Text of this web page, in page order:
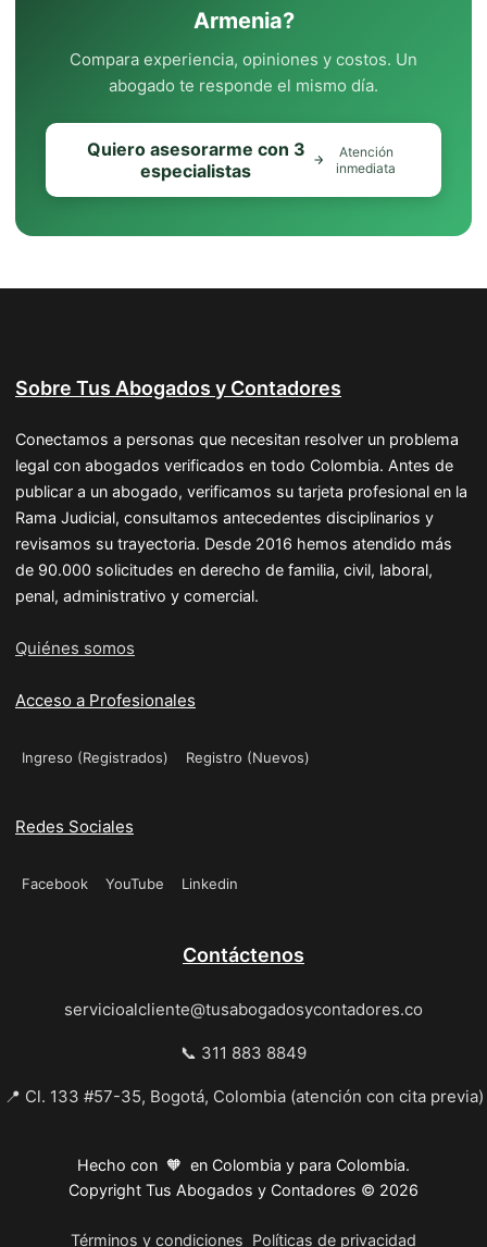
Armenia?
Compara experiencia, opiniones y costos. Un
abogado te responde el mismo día.
Quiero asesorarme con 3
especialistas
Atención
inmediata
Sobre Tus Abogados y Contadores
Conectamos a personas que necesitan resolver un problema
legal con abogados verificados en todo Colombia. Antes de
publicar a un abogado, verificamos su tarjeta profesional en la
Rama Judicial, consultamos antecedentes disciplinarios y
revisamos su trayectoria. Desde 2016 hemos atendido más
de 90.000 solicitudes en derecho de familia, civil, laboral,
penal, administrativo y comercial.
Quiénes somos
Acceso a Profesionales
Ingreso (Registrados) Registro (Nuevos)
Redes Sociales
Facebook YouTube Linkedin
Contáctenos
servicioalcliente@tusabogadosycontadores.co
📞 311 883 8849
📍 Cl. 133 #57-35, Bogotá, Colombia (atención con cita previa)
Hecho con 🧡 en Colombia y para Colombia.
Copyright Tus Abogados y Contadores © 2026
Términos y condiciones Políticas de privacidad